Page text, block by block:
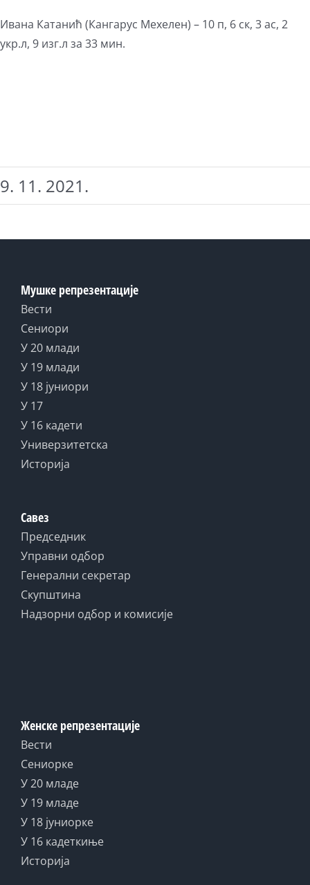
Ивана Катанић (Кангарус Мехелен) – 10 п, 6 ск, 3 ас, 2
укр.л, 9 изг.л за 33 мин.
9. 11. 2021.
Мушке репрезентације
Вести
Сениори
У 20 млади
У 19 млади
У 18 јуниори
У 17
У 16 кадети
Универзитетска
Историја
Савез
Председник
Управни одбор
Генерални секретар
Скупштина
Надзорни одбор и комисије
Женске репрезентације
Вести
Сениорке
У 20 младе
У 19 младе
У 18 јуниорке
У 16 кадеткиње
Историја